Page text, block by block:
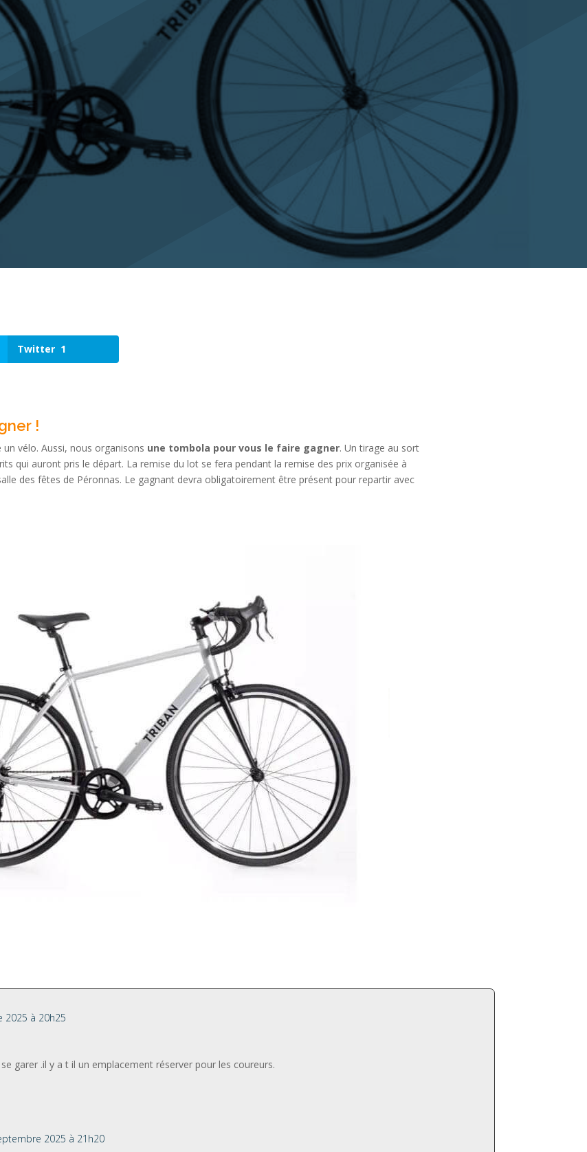
Twitter 1
!
vélo. Aussi, nous organisons une tombola pour vous le faire gagner. Un tirage au sort
qui auront pris le départ. La remise du lot se fera pendant la remise des prix organisée à
des fêtes de Péronnas. Le gagnant devra obligatoirement être présent pour repartir avec
2025 à 20h25
garer .il y a t il un emplacement réserver pour les coureurs.
2025 à 21h20